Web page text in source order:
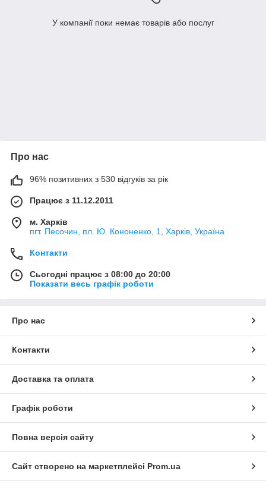
У компанії поки немає товарів або послуг
Про нас
96% позитивних з 530 відгуків за рік
Працює з 11.12.2011
м. Харків
пгт. Песочин, пл. Ю. Кононенко, 1, Харків, Україна
Контакти
Сьогодні працює з 08:00 до 20:00
Показати весь графік роботи
Про нас
Контакти
Доставка та оплата
Графік роботи
Повна версія сайту
Сайт створено на маркетплейсі Prom.ua